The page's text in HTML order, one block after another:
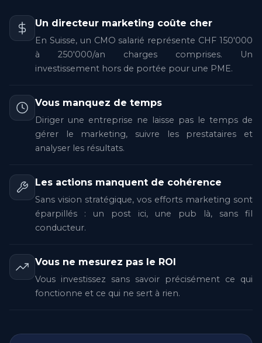
Un directeur marketing coûte cher
En Suisse, un CMO salarié représente CHF 150'000
à 250'000/an charges comprises. Un
investissement hors de portée pour une PME.
Vous manquez de temps
Diriger une entreprise ne laisse pas le temps de
gérer le marketing, suivre les prestataires et
analyser les résultats.
Les actions manquent de cohérence
Sans vision stratégique, vos efforts marketing sont
éparpillés : un post ici, une pub là, sans fil
conducteur.
Vous ne mesurez pas le ROI
Vous investissez sans savoir précisément ce qui
fonctionne et ce qui ne sert à rien.